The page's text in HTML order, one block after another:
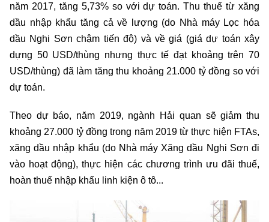
năm 2017, tăng 5,73% so với dự toán. Thu thuế từ xăng
dầu nhập khẩu tăng cả về lượng (do Nhà máy Lọc hóa
dầu Nghi Sơn chậm tiến độ) và về giá (giá dự toán xây
dựng 50 USD/thùng nhưng thực tế đạt khoảng trên 70
USD/thùng) đã làm tăng thu khoảng 21.000 tỷ đồng so với
dự toán.
Theo dự báo, năm 2019, ngành Hải quan sẽ giảm thu
khoảng 27.000 tỷ đồng trong năm 2019 từ thực hiện FTAs,
xăng dầu nhập khẩu (do Nhà máy Xăng dầu Nghi Sơn đi
vào hoạt động), thực hiện các chương trình ưu đãi thuế,
hoàn thuế nhập khẩu linh kiện ô tô...